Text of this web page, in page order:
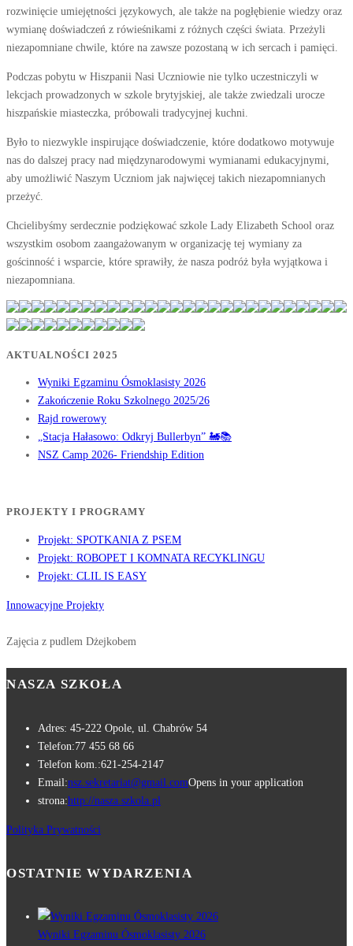
rozwinięcie umiejętności językowych, ale także na pogłębienie wiedzy oraz
wymianę doświadczeń z rówieśnikami z różnych części świata. Przeżyli
niezapomniane chwile, które na zawsze pozostaną w ich sercach i pamięci.
Podczas pobytu w Hiszpanii Nasi Uczniowie nie tylko uczestniczyli w
lekcjach prowadzonych w szkole brytyjskiej, ale także zwiedzali urocze
hiszpańskie miasteczka, próbowali tradycyjnej kuchni.
Było to niezwykle inspirujące doświadczenie, które dodatkowo motywuje
nas do dalszej pracy nad międzynarodowymi wymianami edukacyjnymi,
aby umożliwić Naszym Uczniom jak najwięcej takich niezapomnianych
przeżyć.
Chcielibyśmy serdecznie podziękować szkole Lady Elizabeth School oraz
wszystkim osobom zaangażowanym w organizację tej wymiany za
gościnność i wsparcie, które sprawiły, że nasza podróż była wyjątkowa i
niezapomniana.
AKTUALNOŚCI 2025
Wyniki Egzaminu Ósmoklasisty 2026
Zakończenie Roku Szkolnego 2025/26
Rajd rowerowy
„Stacja Hałasowo: Odkryj Bullerbyn” 🚂📚
NSZ Camp 2026- Friendship Edition
PROJEKTY I PROGRAMY
Projekt: SPOTKANIA Z PSEM
Projekt: ROBOPET I KOMNATA RECYKLINGU
Projekt: CLIL IS EASY
Innowacyjne Projekty
Zajęcia z pudlem Dżejkobem
NASZA SZKOŁA
Adres: 45-222 Opole, ul. Chabrów 54
Telefon:77 455 68 66
Telefon kom.:621-254-2147
Email:nsz.sekretariat@gmail.comOpens in your application
strona:http://nasza.szkola.pl
Polityka Prywatności
OSTATNIE WYDARZENIA
Wyniki Egzaminu Ósmoklasisty 2026